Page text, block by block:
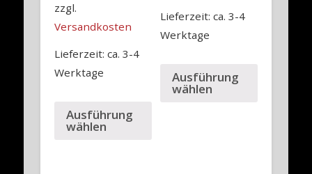
zzgl.
Versandkosten
Lieferzeit: ca. 3-4
Werktage
Ausführung
wählen
Lieferzeit: ca. 3-4
Werktage
Ausführung
wählen